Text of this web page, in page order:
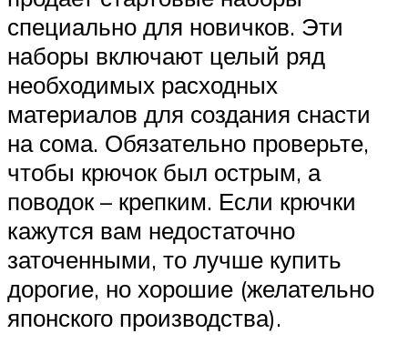
специально для новичков. Эти
наборы включают целый ряд
необходимых расходных
материалов для создания снасти
на сома. Обязательно проверьте,
чтобы крючок был острым, а
поводок – крепким. Если крючки
кажутся вам недостаточно
заточенными, то лучше купить
дорогие, но хорошие (желательно
японского производства).